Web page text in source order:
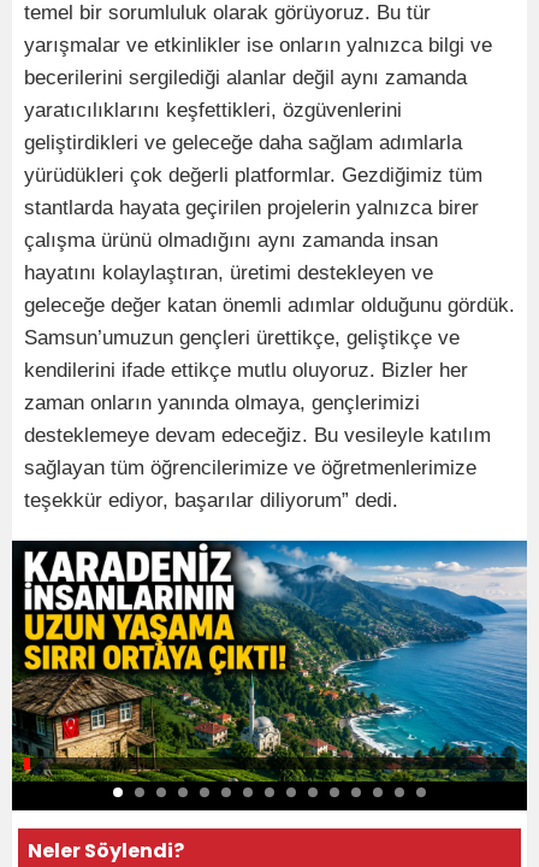
temel bir sorumluluk olarak görüyoruz. Bu tür
yarışmalar ve etkinlikler ise onların yalnızca bilgi ve
becerilerini sergilediği alanlar değil aynı zamanda
yaratıcılıklarını keşfettikleri, özgüvenlerini
geliştirdikleri ve geleceğe daha sağlam adımlarla
yürüdükleri çok değerli platformlar. Gezdiğimiz tüm
stantlarda hayata geçirilen projelerin yalnızca birer
çalışma ürünü olmadığını aynı zamanda insan
hayatını kolaylaştıran, üretimi destekleyen ve
geleceğe değer katan önemli adımlar olduğunu gördük.
Samsun’umuzun gençleri ürettikçe, geliştikçe ve
kendilerini ifade ettikçe mutlu oluyoruz. Bizler her
zaman onların yanında olmaya, gençlerimizi
desteklemeye devam edeceğiz. Bu vesileyle katılım
sağlayan tüm öğrencilerimize ve öğretmenlerimize
teşekkür ediyor, başarılar diliyorum” dedi.
Neler Söylendi?